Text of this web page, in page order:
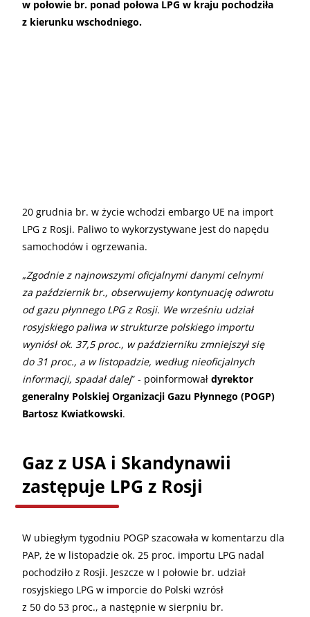
w połowie br. ponad połowa LPG w kraju pochodziła
z kierunku wschodniego.
20 grudnia br. w życie wchodzi embargo UE na import
LPG z Rosji. Paliwo to wykorzystywane jest do napędu
samochodów i ogrzewania.
„Zgodnie z najnowszymi oficjalnymi danymi celnymi
za październik br., obserwujemy kontynuację odwrotu
od gazu płynnego LPG z Rosji. We wrześniu udział
rosyjskiego paliwa w strukturze polskiego importu
wyniósł ok. 37,5 proc., w październiku zmniejszył się
do 31 proc., a w listopadzie, według nieoficjalnych
informacji, spadał dalej” - poinformował dyrektor
generalny Polskiej Organizacji Gazu Płynnego (POGP)
Bartosz Kwiatkowski.
Gaz z USA i Skandynawii
zastępuje LPG z Rosji
W ubiegłym tygodniu POGP szacowała w komentarzu dla
PAP, że w listopadzie ok. 25 proc. importu LPG nadal
pochodziło z Rosji. Jeszcze w I połowie br. udział
rosyjskiego LPG w imporcie do Polski wzrósł
z 50 do 53 proc., a następnie w sierpniu br.